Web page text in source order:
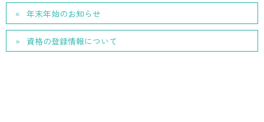
年末年始のお知らせ
資格の登録情報について